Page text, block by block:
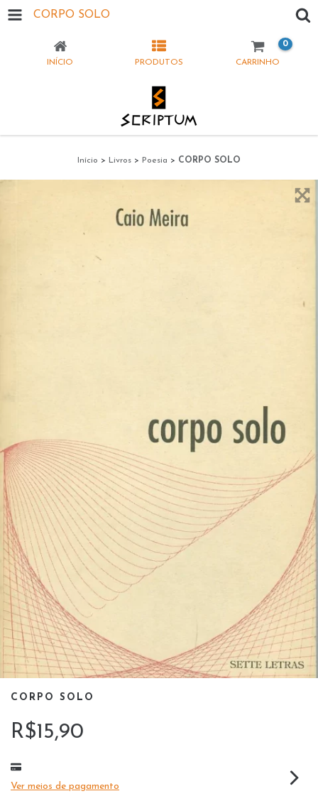
CORPO SOLO
INÍCIO PRODUTOS CARRINHO
0
Início > Livros > Poesia > CORPO SOLO
CORPO SOLO
R$15,90
Ver meios de pagamento